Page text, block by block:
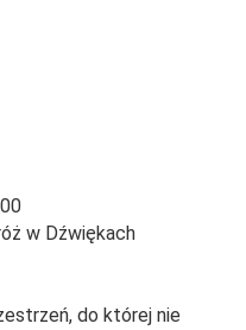
w Dźwiękach
do której nie